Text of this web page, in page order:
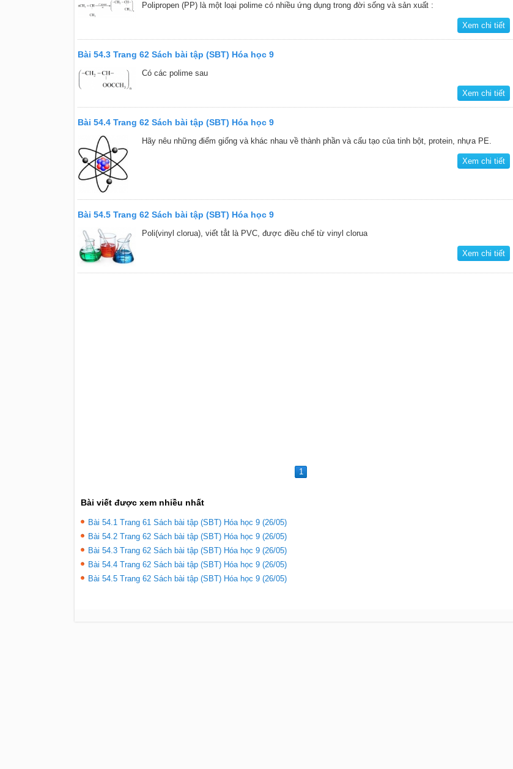
Polipropen (PP) là một loại polime có nhiều ứng dụng trong đời sống và sản xuất :
Xem chi tiết
Bài 54.3 Trang 62 Sách bài tập (SBT) Hóa học 9
Có các polime sau
Xem chi tiết
Bài 54.4 Trang 62 Sách bài tập (SBT) Hóa học 9
Hãy nêu những điểm giống và khác nhau về thành phần và cấu tạo của tinh bột, protein, nhựa PE.
Xem chi tiết
Bài 54.5 Trang 62 Sách bài tập (SBT) Hóa học 9
Poli(vinyl clorua), viết tẳt là PVC, được điều chế từ vinyl clorua
Xem chi tiết
1
Bài viết được xem nhiều nhất
Bài 54.1 Trang 61 Sách bài tập (SBT) Hóa học 9 (26/05)
Bài 54.2 Trang 62 Sách bài tập (SBT) Hóa học 9 (26/05)
Bài 54.3 Trang 62 Sách bài tập (SBT) Hóa học 9 (26/05)
Bài 54.4 Trang 62 Sách bài tập (SBT) Hóa học 9 (26/05)
Bài 54.5 Trang 62 Sách bài tập (SBT) Hóa học 9 (26/05)